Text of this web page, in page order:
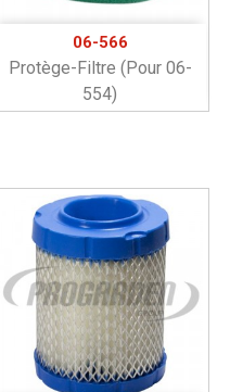
06-566
Protège-Filtre (pour 06-
554)